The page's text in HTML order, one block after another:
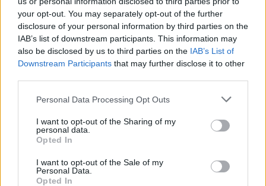
your opt-out. You may separately opt-out of the further
disclosure of your personal information by third parties on the
IAB’s list of downstream participants. This information may
also be disclosed by us to third parties on the IAB’s List of
Downstream Participants that may further disclose it to other
Personal Data Processing Opt Outs
I want to opt-out of the Sharing of my
personal data.
Opted In
I want to opt-out of the Sale of my
Personal Data.
Opted In